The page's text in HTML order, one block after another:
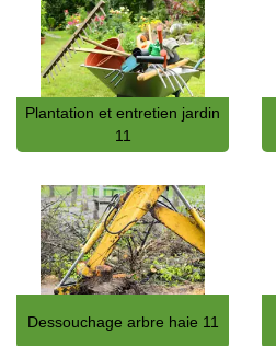
Plantation et entretien jardin
11
Dessouchage arbre haie 11